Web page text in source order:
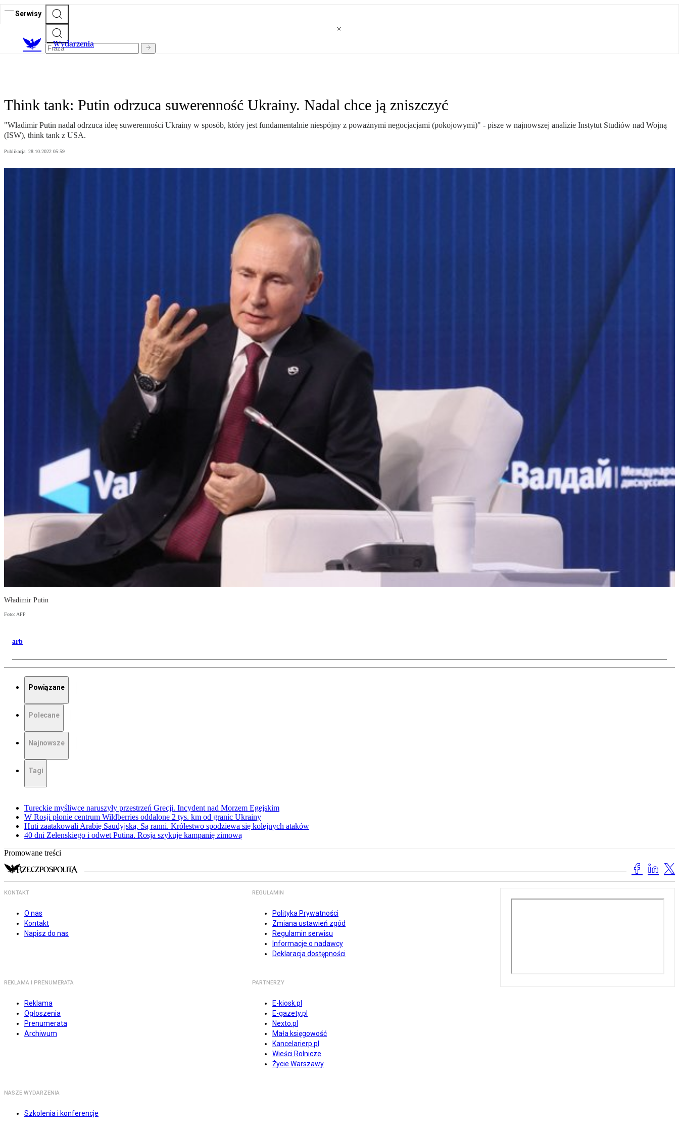
Serwisy
Wydarzenia
Think tank: Putin odrzuca suwerenność Ukrainy. Nadal chce ją zniszczyć
"Władimir Putin nadal odrzuca ideę suwerenności Ukrainy w sposób, który jest fundamentalnie niespójny z poważnymi negocjacjami (pokojowymi)" - pisze w najnowszej analizie Instytut Studiów nad Wojną
(ISW), think tank z USA.
Publikacja: 28.10.2022 05:59
Władimir Putin
Foto: AFP
arb
Powiązane
Polecane
Najnowsze
Tagi
Tureckie myśliwce naruszyły przestrzeń Grecji. Incydent nad Morzem Egejskim
W Rosji płonie centrum Wildberries oddalone 2 tys. km od granic Ukrainy
Huti zaatakowali Arabię Saudyjską. Są ranni. Królestwo spodziewa się kolejnych ataków
40 dni Zełenskiego i odwet Putina. Rosja szykuje kampanię zimową
Promowane treści
KONTAKT
O nas
Kontakt
Napisz do nas
REGULAMIN
Polityka Prywatności
Zmiana ustawień zgód
Regulamin serwisu
Informacje o nadawcy
Deklaracja dostępności
REKLAMA I PRENUMERATA
Reklama
Ogłoszenia
Prenumerata
Archiwum
PARTNERZY
E-kiosk.pl
E-gazety.pl
Nexto.pl
Mała księgowość
Kancelarierp.pl
Wieści Rolnicze
Życie Warszawy
NASZE WYDARZENIA
Szkolenia i konferencje